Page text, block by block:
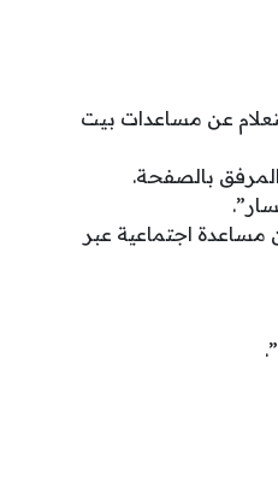
عن مساعدات بيت
بالصفحة.
مساعدة اجتماعية عبر